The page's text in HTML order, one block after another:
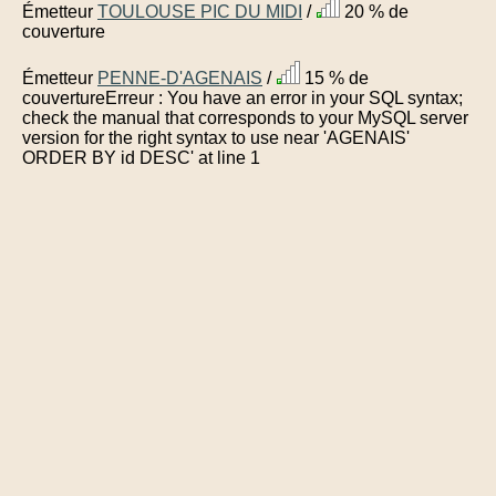
Émetteur TOULOUSE PIC DU MIDI /
20 % de
couverture
Émetteur PENNE-D'AGENAIS /
15 % de
couvertureErreur : You have an error in your SQL syntax;
check the manual that corresponds to your MySQL server
version for the right syntax to use near 'AGENAIS'
ORDER BY id DESC' at line 1